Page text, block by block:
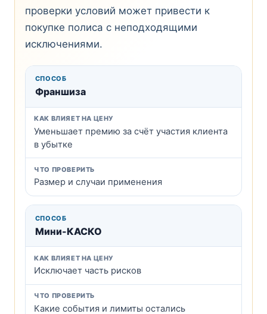
проверки условий может привести к
покупке полиса с неподходящими
исключениями.
Франшиза
Уменьшает премию за счёт участия клиента
в убытке
Размер и случаи применения
Мини-КАСКО
Исключает часть рисков
Какие события и лимиты остались